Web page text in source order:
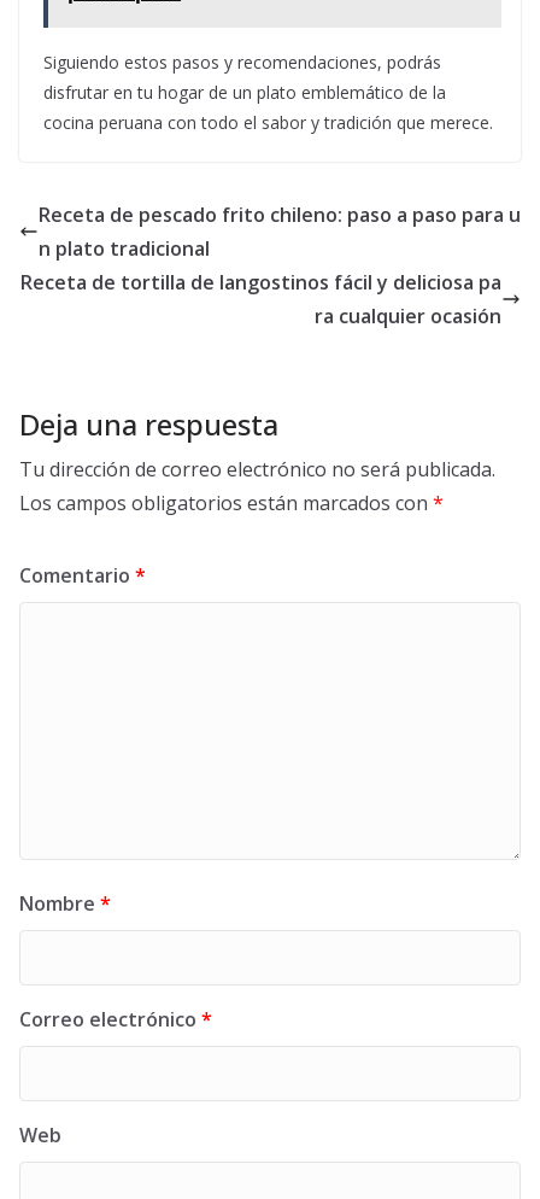
Siguiendo estos pasos y recomendaciones, podrás
disfrutar en tu hogar de un plato emblemático de la
cocina peruana con todo el sabor y tradición que merece.
Receta de pescado frito chileno: paso a paso para u
n plato tradicional
Receta de tortilla de langostinos fácil y deliciosa pa
ra cualquier ocasión
Deja una respuesta
Tu dirección de correo electrónico no será publicada.
Los campos obligatorios están marcados con *
Comentario *
Nombre *
Correo electrónico *
Web